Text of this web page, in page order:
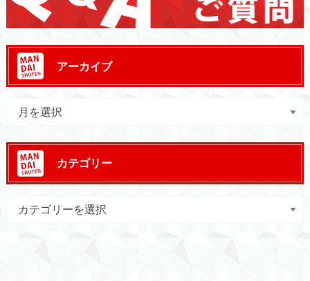
アーカイブ
カテゴリー